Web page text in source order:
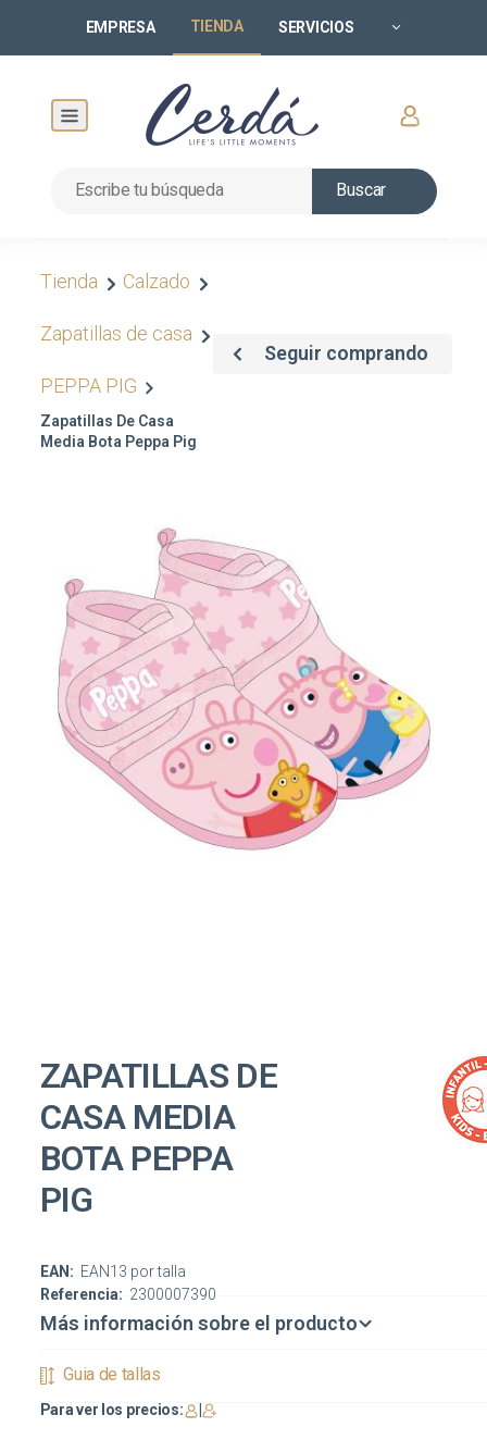
EMPRESA TIENDA SERVICIOS
Buscar
Tienda Calzado
Zapatillas de casa
PEPPA PIG
Zapatillas De Casa
Media Bota Peppa Pig
Seguir comprando
ZAPATILLAS DE
CASA MEDIA
BOTA PEPPA
PIG
Referencia: 2300007390
EAN: EAN13 por talla
Más información sobre el producto
Guia de tallas
Para ver los precios: